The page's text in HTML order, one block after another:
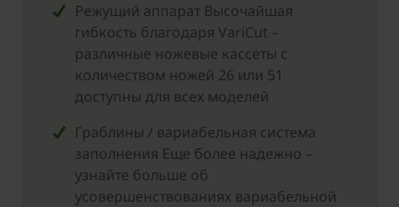
Режущий аппарат Высочайшая
гибкость благодаря VariCut –
различные ножевые кассеты с
количеством ножей 26 или 51
доступны для всех моделей
Граблины / вариабельная система
заполнения Еще более надежно –
узнайте больше об
усовершенствованиях вариабельной